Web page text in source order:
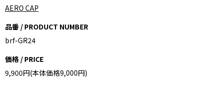
AERO CAP
品番 / PRODUCT NUMBER
brf-GR24
価格 / PRICE
9,900円(本体価格9,000円)